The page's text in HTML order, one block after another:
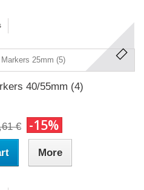
40/55mm (4)
€ -15%
More